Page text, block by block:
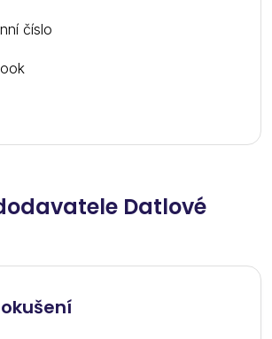
číslo
Datlové